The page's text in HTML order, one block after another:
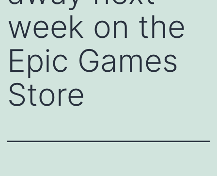
week on the
Epic Games
Store